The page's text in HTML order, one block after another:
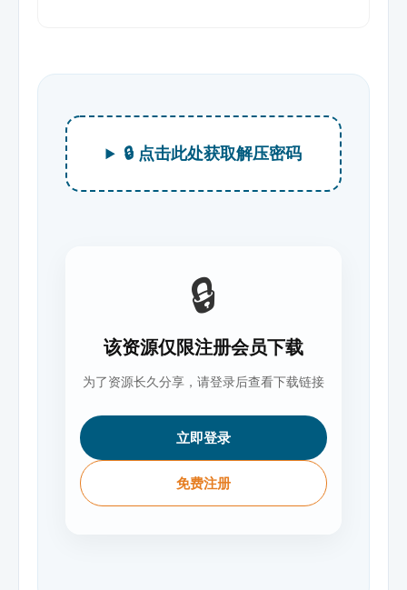
🔒 点击此处获取解压密码
🔒
该资源仅限注册会员下载
为了资源长久分享，请登录后查看下载链接
立即登录
免费注册